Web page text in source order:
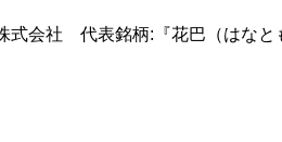
会社 代表銘柄:『花巴（はなと